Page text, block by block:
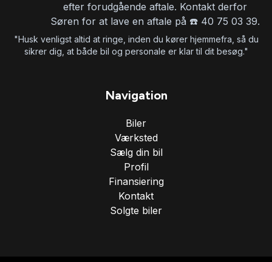
Isofix
efter forudgående aftale. Kontakt derfor
Søren for at lave en aftale på ☎️ 40 75 03 39.
"Husk venligst altid at ringe, inden du kører hjemmefra, så du
sikrer dig, at både bil og personale er klar til dit besøg."
Navigation
Biler
Værksted
Sælg din bil
Profil
Finansiering
Kontakt
Solgte biler